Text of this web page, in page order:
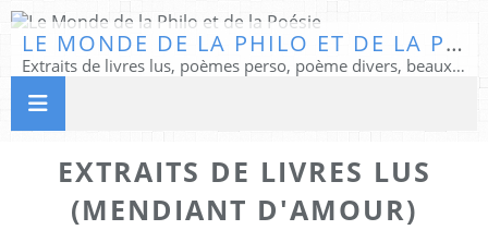
LE MONDE DE LA PHILO ET DE LA POÉSIE
Extraits de livres lus, poèmes perso, poème divers, beaux textes...
EXTRAITS DE LIVRES LUS
(MENDIANT D'AMOUR)